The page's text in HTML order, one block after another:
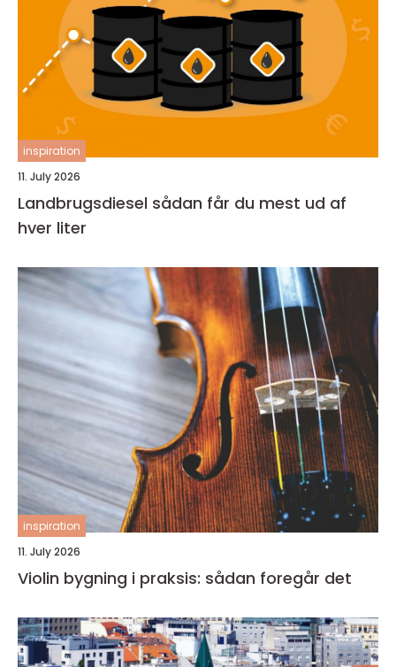
inspiration
11. July 2026
Landbrugsdiesel sådan får du mest ud af
hver liter
inspiration
11. July 2026
Violin bygning i praksis: sådan foregår det